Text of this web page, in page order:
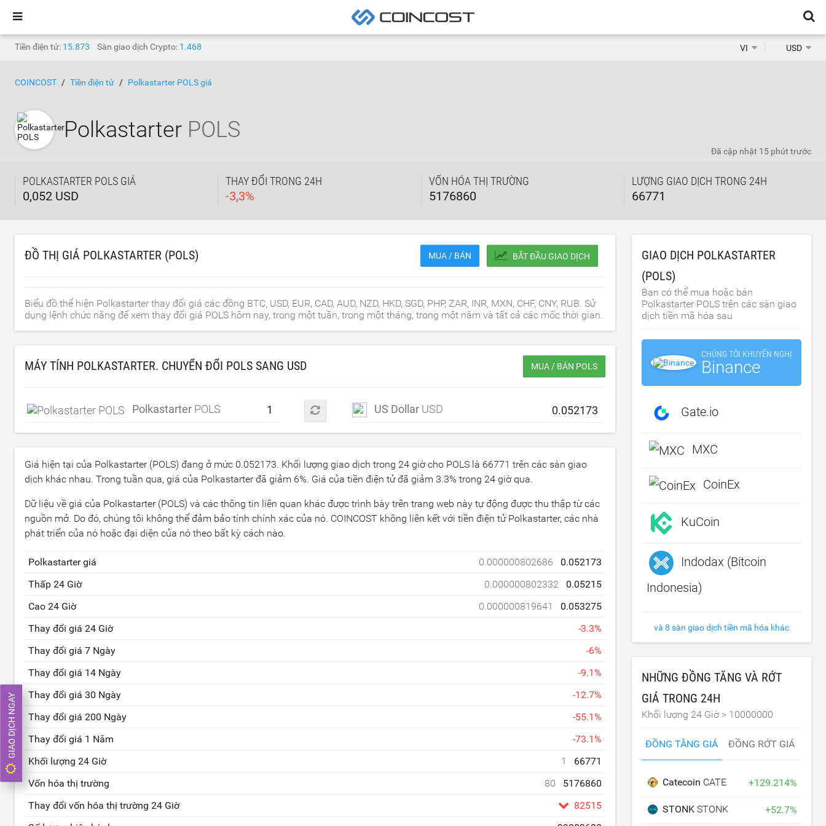
Tiền điện tử: 15.873 Sàn giao dịch Crypto: 1.468 VI USD
COINCOST Tiền điện tử Polkastarter POLS giá
Polkastarter POLS
POLKASTARTER POLS GIÁ
0,052 USD
THAY ĐỔI TRONG 24H
-3,3%
VỐN HÓA THỊ TRƯỜNG
5176860
LƯỢNG GIAO DỊCH TRONG 24H
66771
Đã cập nhật 15 phút trước
ĐỒ THỊ GIÁ POLKASTARTER (POLS) MUA / BÁN BẮT ĐẦU GIAO DỊCH
Biểu đồ thể hiện Polkastarter thay đổi giá các đồng BTC, USD, EUR, CAD, AUD, NZD, HKD, SGD, PHP, ZAR, INR, MXN, CHF, CNY, RUB. Sử
dụng lệnh chức năng để xem thay đổi giá POLS hôm nay, trong một tuần, trong một tháng, trong một năm và tất cả các mốc thời gian.
MÁY TÍNH POLKASTARTER. CHUYỂN ĐỔI POLS SANG USD MUA / BÁN POLS
Polkastarter POLS US Dollar USD
Giá hiện tại của Polkastarter (POLS) đang ở mức 0.052173. Khối lượng giao dịch trong 24 giờ cho POLS là 66771 trên các sàn giao
dịch khác nhau. Trong tuần qua, giá của Polkastarter đã giảm 6%. Giá của tiền điện tử đã giảm 3.3% trong 24 giờ qua.
Dữ liệu về giá của Polkastarter (POLS) và các thông tin liên quan khác được trình bày trên trang web này tự động được thu thập từ các
nguồn mở. Do đó, chúng tôi không thể đảm bảo tính chính xác của nó. COINCOST không liên kết với tiền điện tử Polkastarter, các nhà
phát triển của nó hoặc đại diện của nó theo bất kỳ cách nào.
Polkastarter giá 0.000000802686
0.052173
Thấp 24 Giờ
0.000000802332
0.05215
Cao 24 Giờ
0.000000819641
0.053275
Thay đổi giá 24 Giờ
-3.3%
Thay đổi giá 7 Ngày
-6%
Thay đổi giá 14 Ngày
-9.1%
Thay đổi giá 30 Ngày
-12.7%
Thay đổi giá 200 Ngày
-55.1%
Thay đổi giá 1 Năm
-73.1%
Khối lượng 24 Giờ
1
66771
Vốn hóa thị trường
80
5176860
Thay đổi vốn hóa thị trường 24 Giờ
82515
GIAO DỊCH POLKASTARTER
(POLS)
Bạn có thể mua hoặc bán
Polkastarter POLS trên các sàn giao
dịch tiền mã hóa sau
CHÚNG TÔI KHUYẾN NGHỊ
Binance
Gate.io
MXC
CoinEx
KuCoin
Indodax (Bitcoin
Indonesia)
và 8 sàn giao dịch tiền mã hóa khác
NHỮNG ĐỒNG TĂNG VÀ RỚT
GIÁ TRONG 24H
Khối lượng 24 Giờ > 10000000
ĐỒNG TĂNG GIÁ ĐỒNG RỚT GIÁ
Catecoin CATE +129.214%
STONKSTONK +52.7%
GIAO DỊCH NGAY